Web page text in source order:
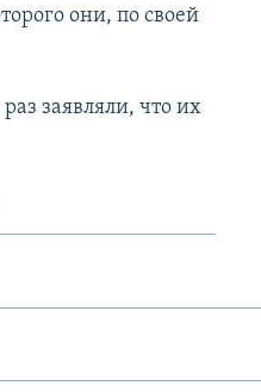
они, по своей
заявляли, что их